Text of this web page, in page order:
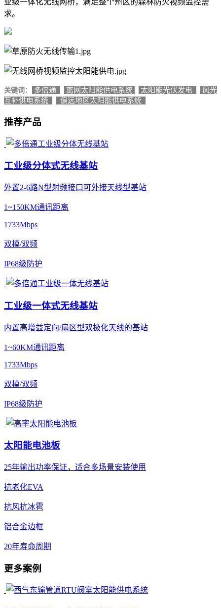
业级一体化无线网桥，满足整个州区的森林防火视频监控需
求。
关键词 ： 多倍通 离网太阳能供电系统 太阳能光伏发电
风光
互补供电系统
偏远地区太阳能供电系统
推荐产品
工业级分体式无线基站
外置2-6路N型射频接口可外接天线型基站
1~150KM通讯距离
1733Mbps
双模/双频
IP68级防护
工业级一体式无线基站
内置高增益定向/扇区型双极化天线的基站
1~60KM通讯距离
1733Mbps
双模/双频
IP68级防护
太阳能电池板
25年输出功率保证，适合多场景安装使用
抗老化EVA
抗风抗冰雹
铝合金边框
20年寿命周期
更多案例